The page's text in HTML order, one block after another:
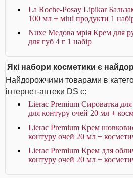
La Roche-Posay Lipikar
100 мл + міні продукти 1
Nuxe Медова мрія Крем для
для губ 4 г 1 набір
Які набори косметики є
Найдорожчими товарами в
інтернет-аптеки DS є:
Lierac Premium Сироватка
для контуру очей 20 мл +
Lierac Premium Крем
контуру очей 20 мл +
Lierac Premium Крем для
контуру очей 20 мл +